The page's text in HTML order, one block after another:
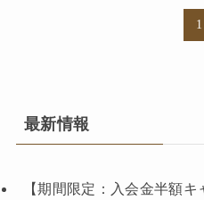
1
最新情報
【期間限定：入会金半額